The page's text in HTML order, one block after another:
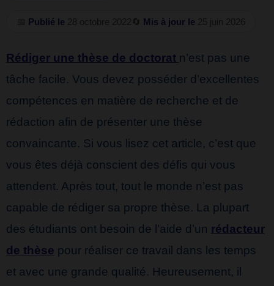
Publié le 28 octobre 2022 🔄 Mis à jour le 25 juin 2026
Rédiger une thèse de doctorat n’est pas une
tâche facile. Vous devez posséder d’excellentes
compétences en matière de recherche et de
rédaction afin de présenter une thèse
convaincante. Si vous lisez cet article, c’est que
vous êtes déjà conscient des défis qui vous
attendent. Après tout, tout le monde n’est pas
capable de rédiger sa propre thèse. La plupart
des étudiants ont besoin de l’aide d’un rédacteur
de thèse pour réaliser ce travail dans les temps
et avec une grande qualité. Heureusement, il